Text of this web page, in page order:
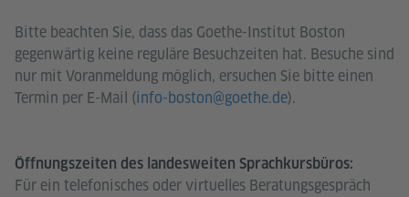
Bitte beachten Sie, dass das Goethe-Institut Boston
gegenwärtig keine reguläre Besuchzeiten hat. Besuche sind
nur mit Voranmeldung möglich, ersuchen Sie bitte einen
Termin per E-Mail (info-boston@goethe.de).
Öffnungszeiten des landesweiten Sprachkursbüros:
Für ein telefonisches oder virtuelles Beratungsgespräch